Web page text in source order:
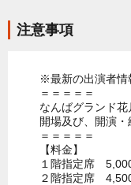
注意事項
※最新の出演者情
＝＝＝＝＝
なんばグランド花
開場及び、開演
＝＝＝＝＝
【料金】
１階指定席
２階指定席